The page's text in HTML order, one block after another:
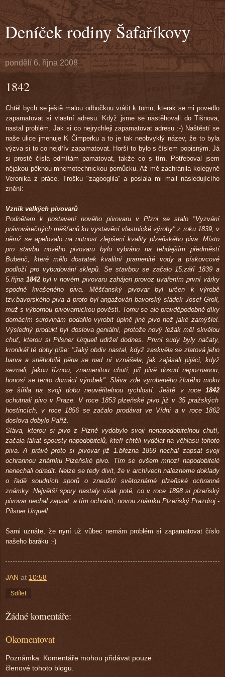
Deníček rodiny Šafaříkovy
pondělí 6. října 2008
1842
Chtěl bych se ještě malou odbočkou vrátit k tomu, kterak se mi povedlo
zapamatovat si vlastní adresu. Když jsme se nastěhovali do Tišnova,
nastal problém. Jak si co nejrychleji zapamatovat adresu :-) Naštěstí se
naše ulice jmenuje K Čimperku a to je tak neobvyklý název, že to byla
výzva si to co nejdřív zapamatovat. Horší to bylo s číslem popisným. Já
si prostě čísla odmítám pamatovat, takže co s tím. Potřeboval jsem
nějakou pěknou mnemotechnickou pomůcku. Až mě zachránila kolegyně
Veronika z práce. Trošku "zagooglila" a poslala mi mail následujícího
znění:
Vznik velkých pivovarů
Podnětem k postavení nového pivovaru v Plzni se stalo "Vyzvání
právovárečných měšťanů ku vystavění vlastnické výroby" z roku 1839, v
němž se apelovalo na nutnost zlepšení kvality plzeňského piva. Místo
pro stavbu nového pivovaru bylo vybráno na tehdejším předměstí
Bubenč, které mělo dostatek kvalitní pramenité vody a pískovcové
podloží pro vybudování sklepů. Se stavbou se začalo 15.září 1839 a
5.října1842 byl v novém pivovaru zahájen provoz uvařením první várky
spodně kvašeného piva. Měšťanský pivovar byl určen k výrobě
tzv.bavorského piva a proto byl angažován bavorský sládek Josef Groll,
muž s výbornou pivovarnickou pověstí. Tomu se ale pravděpodobně díky
domácím surovinám podařilo vyrobit úplně jiné pivo než jaké zamýšlel.
Výsledný produkt byl doslova geniální, protože nový ležák měl skvělou
chuť, kterou si Pilsner Urquell udržel dodnes. První sudy byly načaty,
kronikář té doby píše: "Jaký obdiv nastal, když zaskvěla se zlatová jeho
barva a sněhobílá pěna se nad ní vznášela, jak zajásali pijáci, když
seznali, jakou říznou, znamenitou chutí, při pivě dosud nepoznanou,
honosí se tento domácí výrobek". Sláva zde vyrobeného žlutého moku
se šířila na svoji dobu neuvěřitelnou rychlostí. Ještě v roce 1842
ochutnali pivo v Praze. V roce 1853 plzeňské pivo již v 35 pražských
hostincích, v roce 1856 se začalo prodávat ve Vídni a v roce 1862
doslova dobylo Paříž.
Sláva, kterou si pivo z Plzně vydobylo svoji nenapodobitelnou chutí,
začala lákat spousty napodobitelů, kteří chtěli vydělat na věhlasu tohoto
piva. A právě proto si pivovar již 1.března 1859 nechal zapsat svoji
ochrannou známku Plzeňské pivo. Tím se ovšem mnozí napodobitelé
nenechali odradit. Nelze se tedy divit, že v archívech nalezneme doklady
o řadě soudních sporů o zneužití světoznámé plzeňské ochranné
známky. Největší spory nastaly však poté, co v roce 1898 si plzeňský
pivovar nechal zapsat, a tím ochránit, novou známku Plzeňský Prazdroj -
Pilsner Urquell.
Sami uznáte, že nyní už vůbec nemám problém si zapamatovat číslo
našeho baráku :-)
JAN at 10:58
Sdílet
Žádné komentáře:
Okomentovat
Poznámka: Komentáře mohou přidávat pouze
členové tohoto blogu.